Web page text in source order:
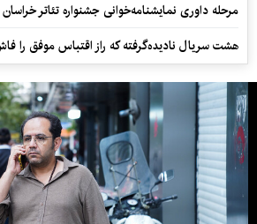
مرحله داوری نمایشنامه‌خوانی جشنواره تئاتر
هشت سریال نادیده‌گرفته که راز اقتباس موفق را